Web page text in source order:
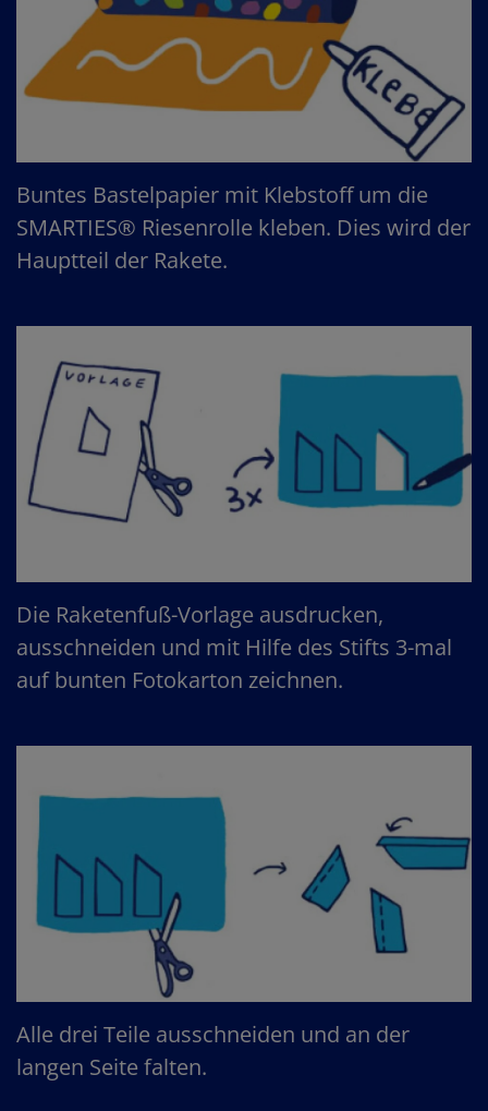
Buntes Bastelpapier mit Klebstoff um die
SMARTIES® Riesenrolle kleben. Dies wird der
Hauptteil der Rakete.
Die Raketenfuß-Vorlage ausdrucken,
ausschneiden und mit Hilfe des Stifts 3-mal
auf bunten Fotokarton zeichnen.
Alle drei Teile ausschneiden und an der
langen Seite falten.